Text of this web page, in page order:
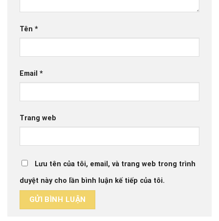
Tên *
Email *
Trang web
Lưu tên của tôi, email, và trang web trong trình
duyệt này cho lần bình luận kế tiếp của tôi.